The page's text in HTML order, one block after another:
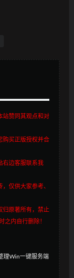
站赞同其观点和对
购买正版授权并合
右边客服联系我
仅供大家参考、
归原著所有，禁止
之内自行删除！
理Win一键服务端